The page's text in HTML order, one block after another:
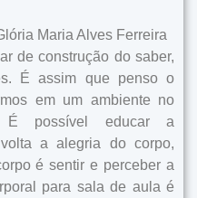
Maria Alves Ferreira
de construção do saber,
É assim que penso o
em um ambiente no
É possível educar a
a alegria do corpo,
é sentir e perceber a
para sala de aula é